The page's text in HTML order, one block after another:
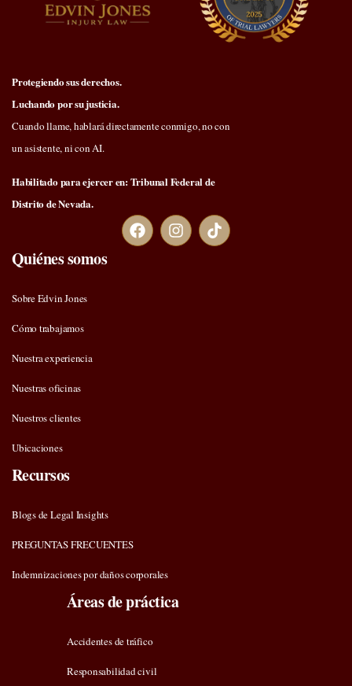
Protegiendo sus derechos.
Luchando por su justicia.
Cuando llame, hablará directamente conmigo, no con
un asistente, ni con AI.
Habilitado para ejercer en: Tribunal Federal de
Distrito de Nevada.
Quiénes somos
Sobre Edvin Jones
Cómo trabajamos
Nuestra experiencia
Nuestras oficinas
Nuestros clientes
Ubicaciones
Recursos
Blogs de Legal Insights
PREGUNTAS FRECUENTES
Indemnizaciones por daños corporales
Áreas de práctica
Accidentes de tráfico
Responsabilidad civil